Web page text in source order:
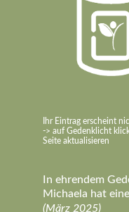
Ihr Eintrag erscheint
-> auf Gedenklicht
Seite aktualisieren
In ehrendem
Michaela hat
(März 2025)